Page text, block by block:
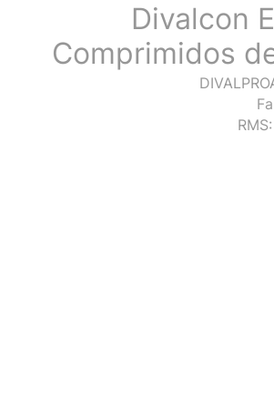
Divalcon
Comprimidos
RMS: